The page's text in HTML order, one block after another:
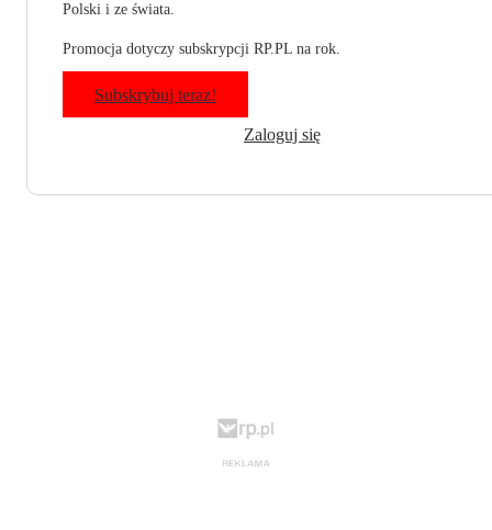
Polski i ze świata.
Promocja dotyczy subskrypcji RP.PL na rok.
Subskrybuj teraz!
Zaloguj się